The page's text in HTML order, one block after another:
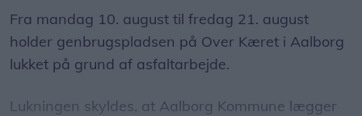
Fra mandag 10. august til fredag 21. august
holder genbrugspladsen på Over Kæret i Aalborg
lukket på grund af asfaltarbejde.
Lukningen skyldes, at Aalborg Kommune lægger